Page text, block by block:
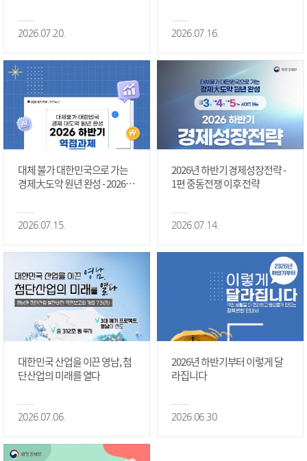
정상화 #2편
2026.07.20. 2026.07.16.
대체 불가 대한민국으로 가는
경제大도약 원년 완성 - 2026 하
2026.07.15.
2026년 하반기 경제성장전략 -
1편 중동전쟁 이후 전략
2026.07.14.
대한민국 산업을 이끈 영남, 첨
단산업의 미래를 열다
2026.07.06.
2026년 하반기부터 이렇게 달
라집니다
2026.06.30.